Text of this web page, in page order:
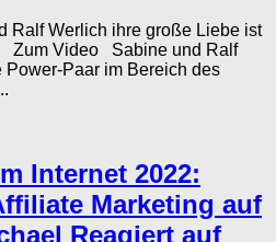
Ralf Werlich ihre große Liebe ist
Video Sabine und Ralf
Paar im Bereich des
Internet 2022:
Marketing auf
Reagiert auf